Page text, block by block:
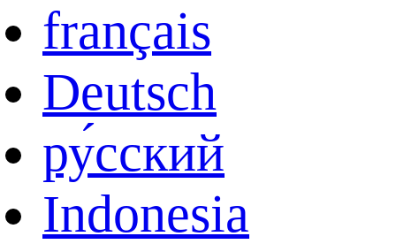
français
Deutsch
ру́сский
Indonesia